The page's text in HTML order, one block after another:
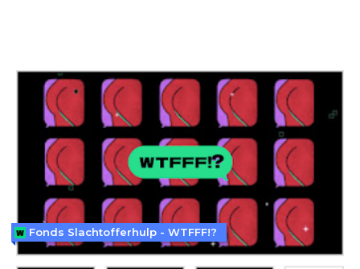
Fonds Slachtofferhulp - WTFFF!?